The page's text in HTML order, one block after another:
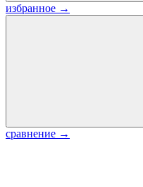
избранное →
сравнение →